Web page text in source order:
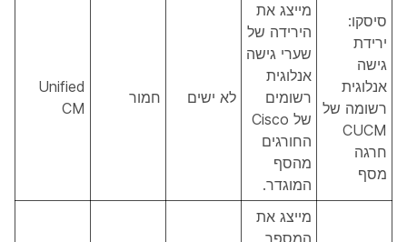
סיסקו:
ירידת
גישה
אנלוגית
רשומה של
CUCM
חרגה
מסף
מייצג את
הירידה של
שערי גישה
אנלוגית
רשומים
של Cisco
החורגים
מהסף
המוגדר.
לא ישים חמור
Unified
CM
מייצג את